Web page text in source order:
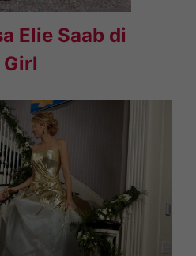
Elie Saab di